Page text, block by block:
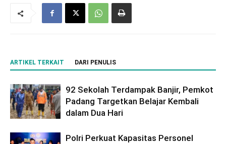
ARTIKEL TERKAIT DARI PENULIS
92 Sekolah Terdampak Banjir, Pemkot
Padang Targetkan Belajar Kembali
dalam Dua Hari
Polri Perkuat Kapasitas Personel